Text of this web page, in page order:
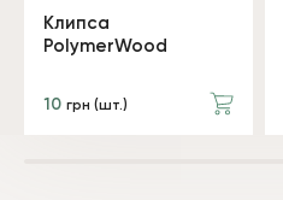
Клипса
PolymerWood
10 грн (шт.)